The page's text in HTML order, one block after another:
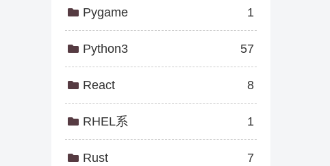
Pygame 1
Python3 57
React 8
RHEL系 1
Rust 7